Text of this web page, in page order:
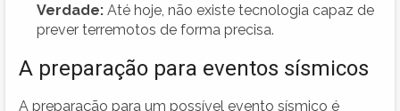
Verdade: Até hoje, não existe tecnologia capaz de
prever terremotos de forma precisa.
A preparação para eventos sísmicos
A preparação para um possível evento sísmico é